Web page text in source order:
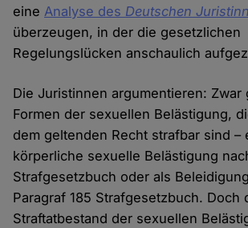
eineAnalyse des Deutschen
überzeugen, in der die gesetzlichen
Regelungslücken anschaulich
Die Juristinnen argumentieren: Zwar
Formen der sexuellen Belästigung,
dem geltenden Recht strafbar sind –
körperliche sexuelle Belästigung
Strafgesetzbuch oder als
Paragraf 185 Strafgesetzbuch. Doch
Straftatbestand der sexuellen